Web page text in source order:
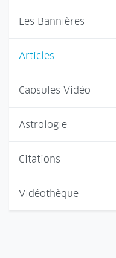
Les Bannières
Articles
Capsules Vidéo
Astrologie
Citations
Vidéothèque